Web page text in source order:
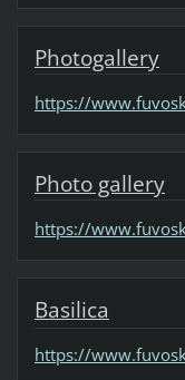
Photogallery
https://
Photo gallery
https://
Basilica
https://